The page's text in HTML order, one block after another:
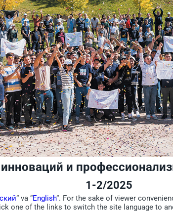
и
1-2/2025
” va “English”. For the sake of viewer
one of the links to switch the site language to